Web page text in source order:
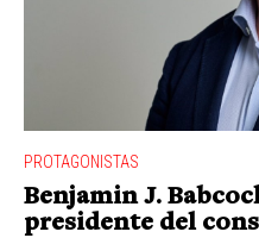
PROTAGONISTAS
Benjamin J.
presidente del